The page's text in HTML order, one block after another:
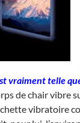
vraiment telle
de chair vibre
vibratoire